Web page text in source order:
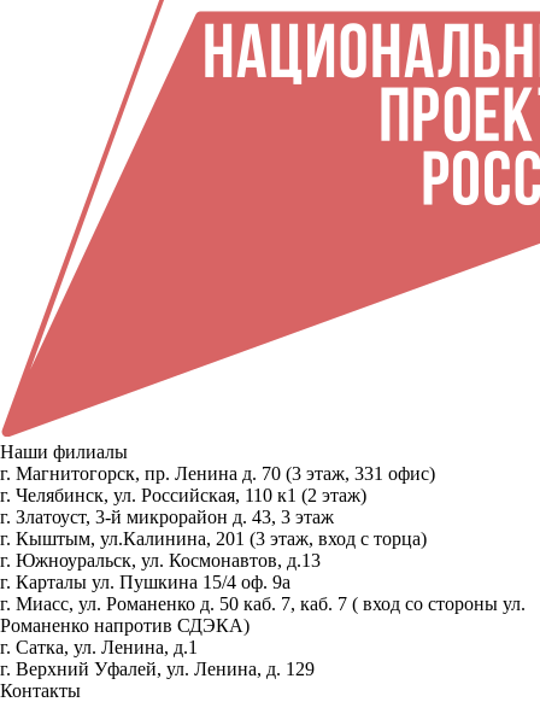
Наши филиалы
г. Магнитогорск, пр. Ленина д. 70 (3 этаж, 331 офис)
г. Челябинск, ул. Российская, 110 к1 (2 этаж)
г. Златоуст, 3-й микрорайон д. 43, 3 этаж
г. Кыштым, ул.Калинина, 201 (3 этаж, вход с торца)
г. Южноуральск, ул. Космонавтов, д.13
г. Карталы ул. Пушкина 15/4 оф. 9а
г. Миасс, ул. Романенко д. 50 каб. 7, каб. 7 ( вход со стороны ул.
Романенко напротив СДЭКА)
г. Сатка, ул. Ленина, д.1
г. Верхний Уфалей, ул. Ленина, д. 129
Контакты